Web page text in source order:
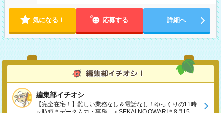
気になる！ 応募する 詳細へ
編集部イチオシ
【完全在宅！】難しい業務なし＆電話なし！ゆっくりの11時
～時短＊データ入力・事務、＜SEKAI NO OWARI＊8月15